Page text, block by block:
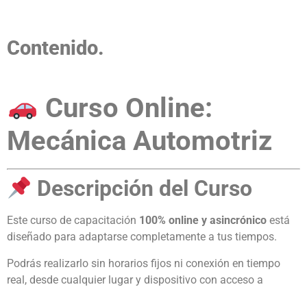
Contenido.
Curso Online:
Mecánica Automotriz
Descripción del Curso
Este curso de capacitación 100% online y asincrónico está
diseñado para adaptarse completamente a tus tiempos.
Podrás realizarlo sin horarios fijos ni conexión en tiempo
real, desde cualquier lugar y dispositivo con acceso a